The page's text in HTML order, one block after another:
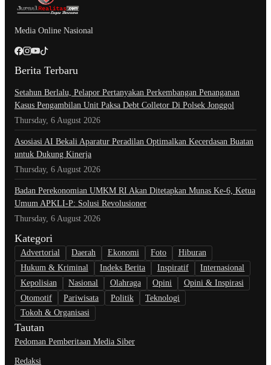
Media Online Nasional
Berita Terbaru
Setahun Berlalu, Pelapor Pertanyakan Perkembangan Penanganan
Kasus Pengambilan Unit Paksa Debt Colletor Di Polsek Jonggol
Thursday, 6 August 2026
Asosiasi AI Bekali Aparatur Peradilan Optimalkan Kecerdasan Buatan
untuk Dukung Kinerja
Thursday, 6 August 2026
Badan Perekonomian UMKM RI Akan Ditetapkan Munas Ke-6, Ketua
Umum APKLI-P: Solusi Revolusioner
Thursday, 6 August 2026
Kategori
Advertorial Daerah Ekonomi Foto
Hiburan
Hukum & Kriminal
Indeks Berita Inspiratif
Internasional
Kepolisian
Nasional Olahraga Opini
Opini & Inspirasi
Otomotif
Pariwisata Politik
Teknologi
Tokoh & Organisasi
Tautan
Pedoman Pemberitaan Media Siber
Redaksi